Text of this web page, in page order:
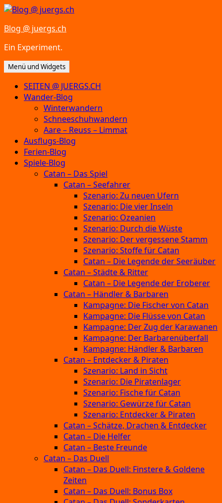
Zum
springen
Blog @ juergs.ch
Ein Experiment.
Menü und Widgets
SEITEN @ JUERGS.CH
Wander-Blog
Winterwandern
Schneeschuhwandern
Aare – Reuss – Limmat
Ausflugs-Blog
Ferien-Blog
Spiele-Blog
Catan – Das Spiel
Catan – Seefahrer
Szenario: Zu neuen Ufern
Szenario: Die vier Inseln
Szenario: Ozeanien
Szenario: Durch die Wüste
Szenario: Der vergessene Stamm
Szenario: Stoffe für Catan
Catan – Die Legende der Seeräuber
Catan – Städte & Ritter
Catan – Die Legende der Eroberer
Catan – Händler & Barbaren
Kampagne: Die Fischer von Catan
Kampagne: Die Flüsse von Catan
Kampagne: Der Zug der Karawanen
Kampagne: Der Barbarenüberfall
Kampagne: Händler & Barbaren
Catan – Entdecker & Piraten
Szenario: Land in Sicht
Szenario: Die Piratenlager
Szenario: Fische für Catan
Szenario: Gewürze für Catan
Szenario: Entdecker & Piraten
Catan – Schätze, Drachen & Entdecker
Catan – Die Helfer
Catan – Beste Freunde
Catan – Das Duell
Catan – Das Duell: Finstere & Goldene
Zeiten
Catan – Das Duell: Bonus Box